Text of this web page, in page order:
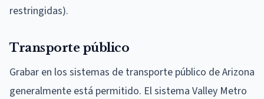
restringidas).
Transporte público
Grabar en los sistemas de transporte público de Arizona
generalmente está permitido. El sistema Valley Metro